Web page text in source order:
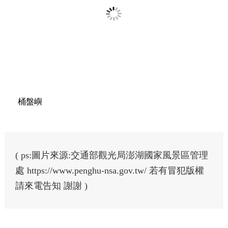
桶盤嶼
( ps:圖片來源:交通部觀光局澎湖國家風景區管理
處 https://www.penghu-nsa.gov.tw/ 若有冒犯版權
請來電告知 謝謝 )